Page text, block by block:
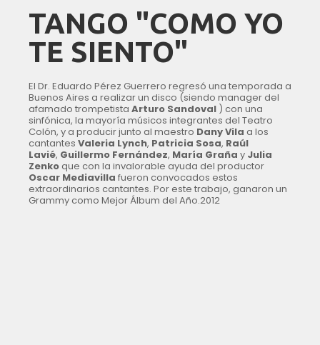
TANGO "COMO YO
TE SIENTO"
El Dr. Eduardo Pérez Guerrero regresó una temporada a
Buenos Aires a realizar un disco (siendo manager del
afamado trompetista Arturo Sandoval ) con una
sinfónica, la mayoría músicos integrantes del Teatro
Colón, y a producir junto al maestro Dany Vila a los
cantantes Valeria Lynch, Patricia Sosa, Raúl
Lavié, Guillermo Fernández, María Graña y Julia
Zenko que con la invalorable ayuda del productor
Oscar Mediavilla fueron convocados estos
extraordinarios cantantes. Por este trabajo, ganaron un
Grammy como Mejor Álbum del Año.2012